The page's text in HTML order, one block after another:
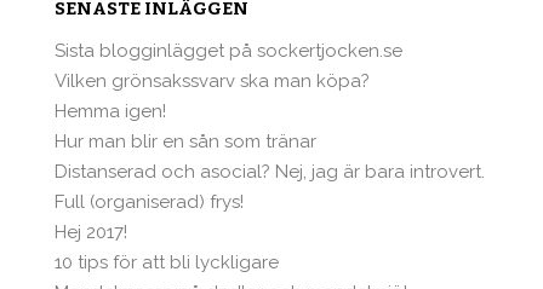
SENASTE INLÄGGEN
Sista blogginlägget på sockertjocken.se
Vilken grönsakssvarv ska man köpa?
Hemma igen!
Hur man blir en sån som tränar
Distanserad och asocial? Nej, jag är bara introvert.
Full (organiserad) frys!
Hej 2017!
10 tips för att bli lyckligare